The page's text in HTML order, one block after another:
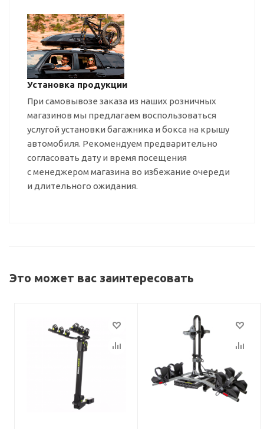
Установка продукции
При самовывозе заказа из наших розничных
магазинов мы предлагаем воспользоваться
услугой установки багажника и бокса на крышу
автомобиля. Рекомендуем предварительно
согласовать дату и время посещения
с менеджером магазина во избежание очереди
и длительного ожидания.
Это может вас заинтересовать